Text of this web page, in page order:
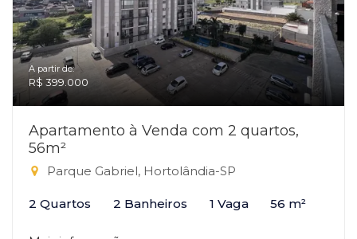
A partir de:
R$ 399.000
Apartamento à Venda com 2 quartos,
56m²
Parque Gabriel, Hortolândia-SP
2 Quartos 2 Banheiros 1 Vaga 56 m²